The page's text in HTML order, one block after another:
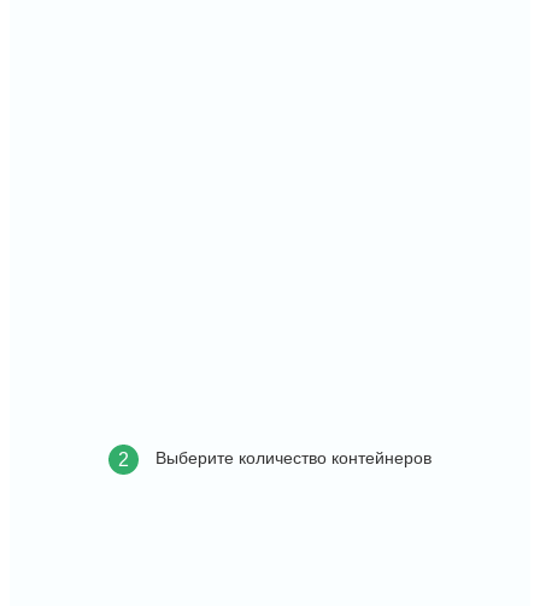
2 Выберите количество контейнеров